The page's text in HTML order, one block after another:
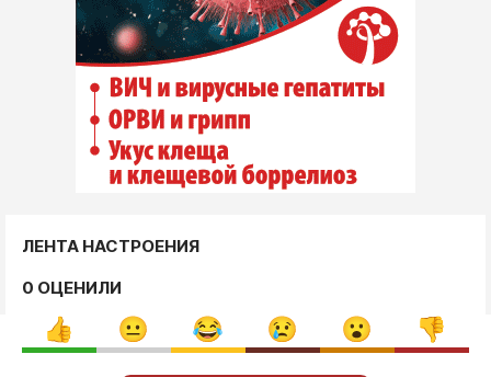
ЛЕНТА НАСТРОЕНИЯ
0 ОЦЕНИЛИ